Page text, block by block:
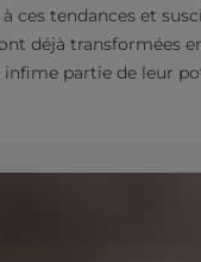
ces tendances et
déjà transformées
infime partie de leur